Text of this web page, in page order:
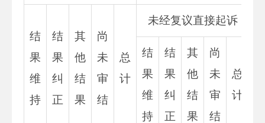
结
果
维
持
结
果
纠
正
其
他
结
果
尚
未
审
结
总
计
未经复议直接起诉
结
果
维
持
结
果
纠
正
其
他
结
果
尚
未
审
结
总
计